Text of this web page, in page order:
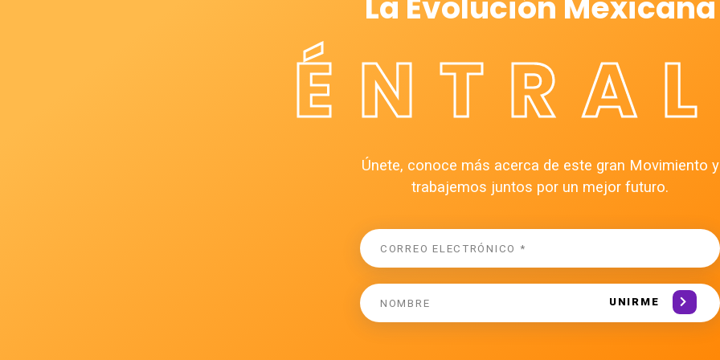
Únete, conoce más acerca de este gran Movimiento y
trabajemos juntos por un mejor futuro.
UNIRME